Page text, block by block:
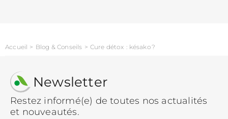
Accueil Blog & Conseils Cure détox : késako ?
Newsletter
Restez informé(e) de toutes nos actualités
et nouveautés.